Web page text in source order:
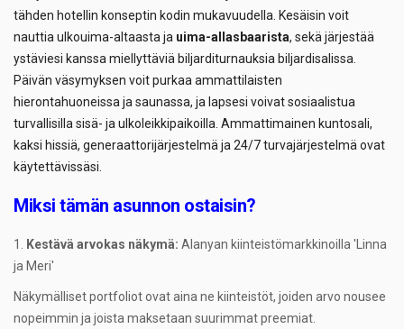
tähden hotellin konseptin kodin mukavuudella. Kesäisin voit
nauttia ulkouima-altaasta ja uima-allasbaarista, sekä järjestää
ystäviesi kanssa miellyttäviä biljarditurnauksia biljardisalissa.
Päivän väsymyksen voit purkaa ammattilaisten
hierontahuoneissa ja saunassa, ja lapsesi voivat sosiaalistua
turvallisilla sisä- ja ulkoleikkipaikoilla. Ammattimainen kuntosali,
kaksi hissiä, generaattorijärjestelmä ja 24/7 turvajärjestelmä ovat
käytettävissäsi.
Miksi tämän asunnon ostaisin?
Kestävä arvokas näkymä: Alanyan kiinteistömarkkinoilla 'Linna
ja Meri'
Näkymälliset portfoliot ovat aina ne kiinteistöt, joiden arvo nousee
nopeimmin ja joista maksetaan suurimmat preemiat.